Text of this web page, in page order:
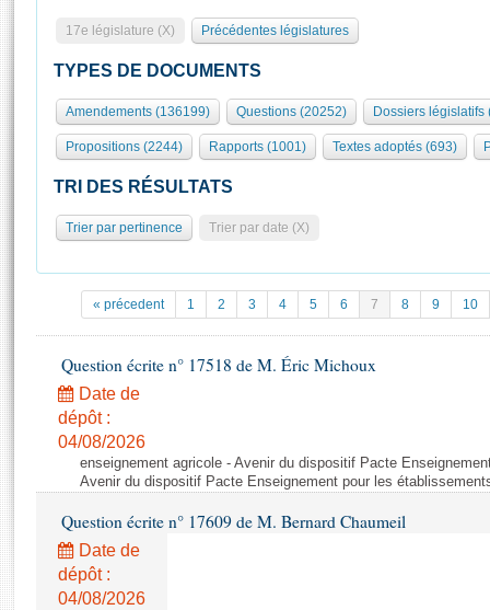
Présidence
577 députés
Groupes politiques
Séance publique
Commissions et autres organes
Europe et International
Pétitions
Projets de loi
Propositions de loi
Amendements
Textes adoptés
Rapports législatifs
Rapports sur l'application des lois
Rôle et pouvoirs de l'Assemblée
Organisation de l'Assemblée
Présidence Conférence des Présidents Bureau Collège des
Statistiques et chiffres clés
Documents de référence
( Constitution | Règlement de l'Assemblée ... )
Histoire
Juniors
Anciennes législatures
Visiter l'Assemblée
Visite virtuelle du palais Bourbon
Assister à une séance
La Bibliothèque
Contacts et plan d'accès
Photos libres de droit
17e législature (X) Précédentes législatures
TYPES DE DOCUMENTS
Amendements (136199) Questions (20252) Dossiers législatifs
Propositions (2244) Rapports (1001) Textes adoptés (693)
TRI DES RÉSULTATS
Trier par pertinence Trier par date (X)
« précedent 1 2 3 4 5 6 7 8 9 10
Question écrite n° 17518 de M. Éric Michoux
Date de
dépôt :
04/08/2026
enseignement agricole - Avenir du dispositif Pacte
Avenir du dispositif Pacte Enseignement pour les
Question écrite n° 17609 de M. Bernard Chaumeil
Date de
dépôt :
04/08/2026